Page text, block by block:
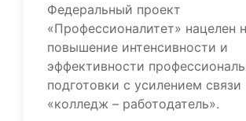
Федеральный проект
«Профессионалитет» нацелен
повышение интенсивности и
эффективности
подготовки с усилением связи
«колледж – работодатель».